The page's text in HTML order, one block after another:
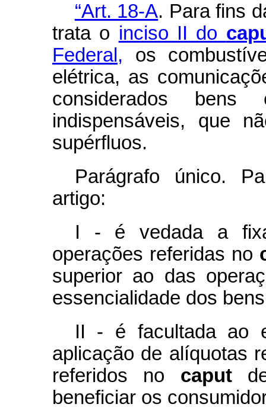
“Art. 18-A. Para fins
trata o inciso II do
Federal, os
elétrica, as
considerados
indispensáveis, que
supérfluos.
Parágrafo único.
artigo:
I - é vedada a
operações referidas no
superior ao das
essencialidade dos
II - é facultada ao
aplicação de alíquotas
referidos no caput
beneficiar os